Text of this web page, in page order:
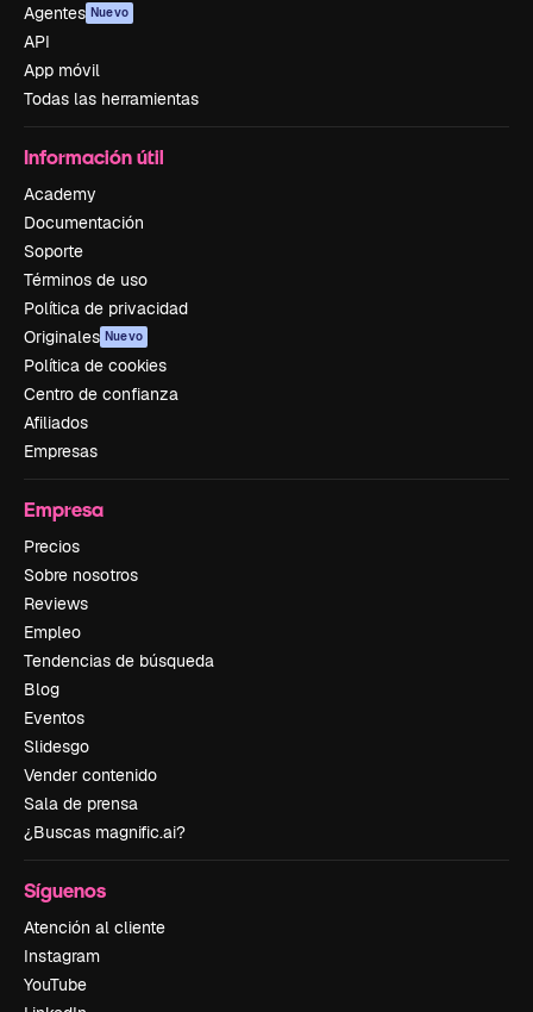
Agentes Nuevo
API
App móvil
Todas las herramientas
Información útil
Academy
Documentación
Soporte
Términos de uso
Política de privacidad
Originales Nuevo
Política de cookies
Centro de confianza
Afiliados
Empresas
Empresa
Precios
Sobre nosotros
Reviews
Empleo
Tendencias de búsqueda
Blog
Eventos
Slidesgo
Vender contenido
Sala de prensa
¿Buscas magnific.ai?
Síguenos
Atención al cliente
Instagram
YouTube